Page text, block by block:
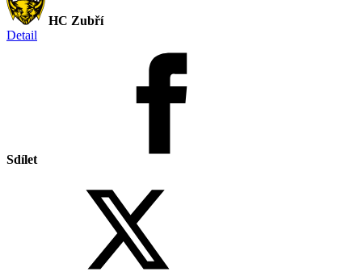
HC Zubří
Detail
Sdílet